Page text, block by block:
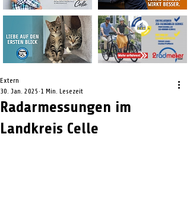
Radarmessungen im
Landkreis Celle
Extern
30. Jan. 2025 1 Min. Lesezeit